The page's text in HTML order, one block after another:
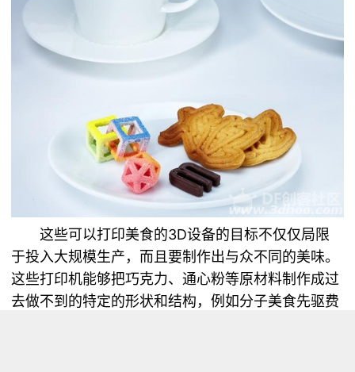
这些可以打印美食的3D设备的目标不仅仅局限
于投入大规模生产，而且要制作出与众不同的美味。
这些打印机能够把巧克力、通心粉等原材料制作成过
去做不到的特定的形状和结构，例如分子美食先驱费